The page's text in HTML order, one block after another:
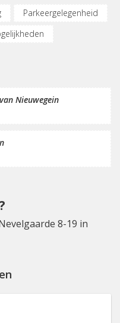
Parkeergelegenheid
Nieuwegein
8-19 in